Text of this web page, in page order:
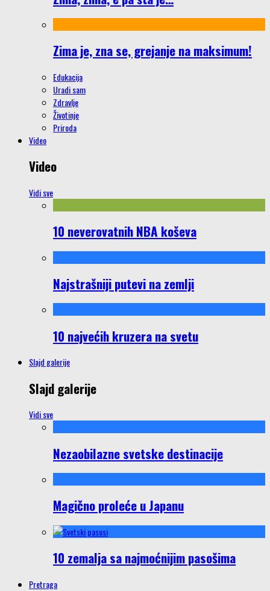
Zima je, zna se, grejanje na maksimum!
Edukacija
Uradi sam
Zdravlje
Životinje
Priroda
Video
Video
Vidi sve
10 neverovatnih NBA koševa
Najstrašniji putevi na zemlji
10 najvećih kruzera na svetu
Slajd galerije
Slajd galerije
Vidi sve
Nezaobilazne svetske destinacije
Magično proleće u Japanu
10 zemalja sa najmoćnijim pasošima
Pretraga